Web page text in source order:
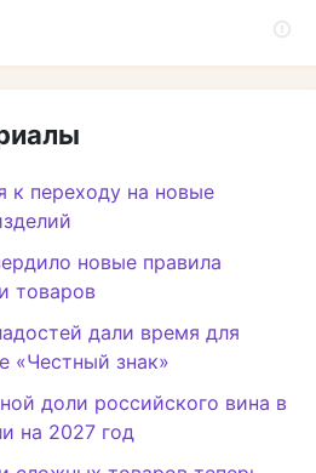
к переходу на новые
новые правила
товаров
дали время для
«Честный знак»
доли российского вина в
на 2027 год